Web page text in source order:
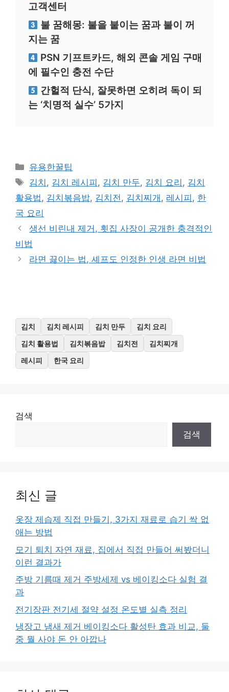
고객센터
불 꿈해몽: 불을 붙이는 꿈과 불이 꺼
지는 꿈
PSN 기프트카드, 해외 콘솔 게임 구매
에 필수인 충전 수단
간헐적 단식, 잘못하면 오히려 독이 되
는 ‘치명적 실수’ 5가지
카
테
리
유용한꿀팁
태
그
김치 , 김치 레시피 , 김치 만두, 김치 요리 , 김치
활용법, 김치볶음밥, 김치전, 김치찌개 , 레시피 , 한
국 요리
생선 비린내 제거, 횟집 사장이 공개한 충격적인
비법
라면 끓이는 법, 셰프도 인정한 인생 라면 비법
김치 김치 레시피 김치 만두
김치 요리
김치 활용법
김치볶음밥 김치전
김치찌개
레시피
한국 요리
검색
검색
최신 글
옷장 제습제 직접 만들기, 3가지 재료로 습기 싹 없
애는 방법
모기 퇴치 자연 재료, 집에서 직접 만들어 써봤더니
이런 결과가
주방 기름때 제거 주방세제 vs 베이킹소다 실험 결
과
전기장판 전기세 절약 설정 온도별 실측 정리
냉장고 냄새 제거 베이킹소다 활성탄 효과 비교, 둘
중 뭘 사야 돈 안 아깝나